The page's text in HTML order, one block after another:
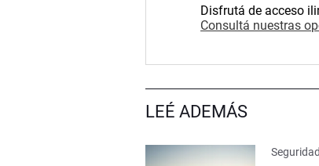
Disfrutá de acceso
Consultá nuestras
LEÉ ADEMÁS